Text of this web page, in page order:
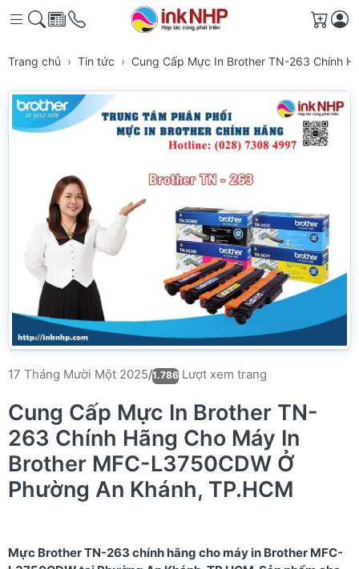
Giỏ
Trang chủ Tin tức Cung Cấp Mực In Brother TN-263 Chính
17 Tháng Mười Một 2025/1.786 Lượt xem trang
Cung Cấp Mực In Brother TN-
263 Chính Hãng Cho Máy In
Brother MFC-L3750CDW Ở
Phường An Khánh, TP.HCM
Mực Brother TN-263 chính hãng cho máy in Brother MFC-